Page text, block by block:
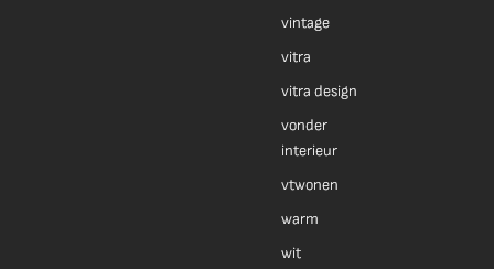
vintage
vitra
vitra design
vonder
interieur
vtwonen
warm
wit